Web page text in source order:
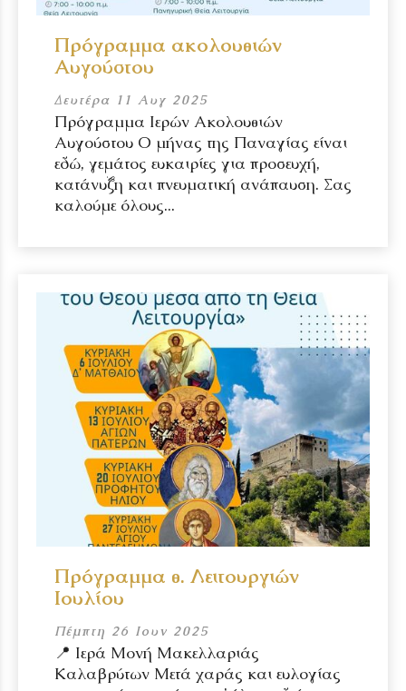
Πρόγραμμα ακολουθιών
Αυγούστου
Δευτέρα 11 Αυγ 2025
Πρόγραμμα Ιερών Ακολουθιών
Αυγούστου Ο μήνας της Παναγίας είναι
εδώ, γεμάτος ευκαιρίες για προσευχή,
κατάνυξη και πνευματική ανάπαυση. Σας
καλούμε όλους...
Πρόγραμμα θ. Λειτουργιών
Ιουλίου
Πέμπτη 26 Ιουν 2025
📍 Ιερά Μονή Μακελλαριάς
Καλαβρύτων Μετά χαράς και ευλογίας